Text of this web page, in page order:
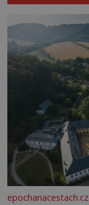
epochanacestach.cz